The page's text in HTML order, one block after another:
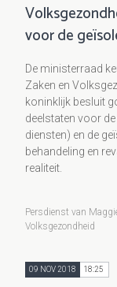
voor de
De ministerraad
Zaken en
koninklijk besluit
deelstaten voor
diensten) en de
behandeling en
realiteit.
Persdienst van
Volksgezondheid
09 NOV 2018 18:25